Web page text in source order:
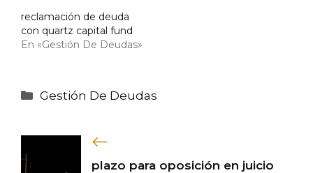
reclamación de deuda
con quartz capital fund
En «Gestión De Deudas»
Categorías
Gestión De Deudas
plazo para oposición en juicio